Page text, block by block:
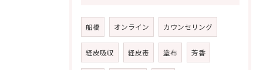
船橋 オンライン カウンセリング
経皮吸収 経皮毒 塗布 芳香